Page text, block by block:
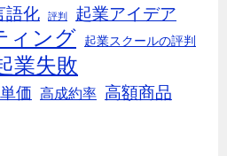
語化 評判 起業アイデア
ィング 起業スクールの評判
業失敗
価 高成約率 高額商品